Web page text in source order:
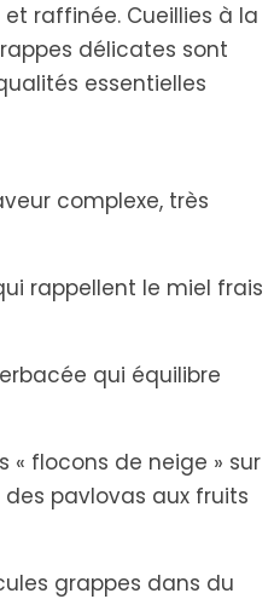
raffinée. Cueillies à la
délicates sont
essentielles
complexe, très
rappellent le miel frais
qui équilibre
« flocons de neige » sur
pavlovas aux fruits
grappes dans du